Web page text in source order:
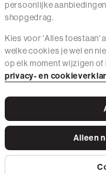
Van maandag t/m vrijdag van
Service
Wij zijn The Sting
Privacy Beleid
persoonlijke
shopgedrag.
Kies voor 'Alles toestaan'
welke cookies je wel en
op elk moment wijzigen of
privacy- en
Alleen